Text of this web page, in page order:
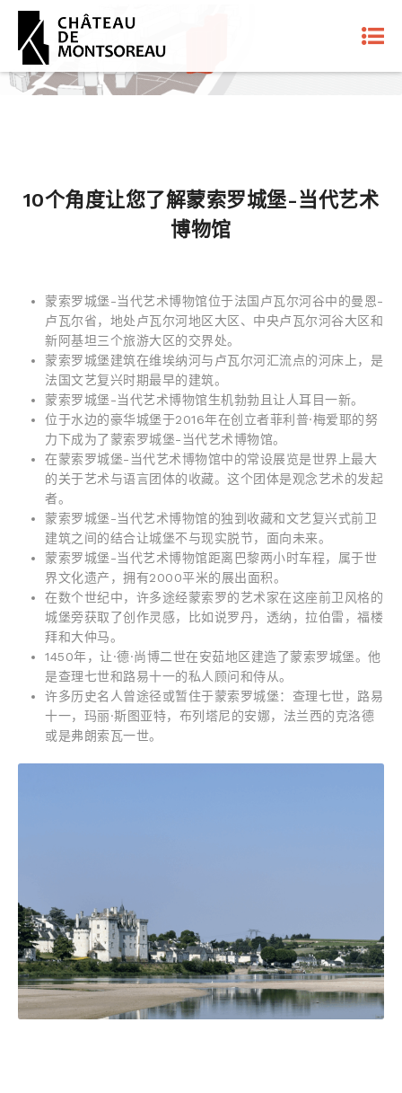
10个角度让您了解蒙索罗城堡-当代艺术
博物馆
蒙索罗城堡-当代艺术博物馆位于法国卢瓦尔河谷中的曼恩-
卢瓦尔省，地处卢瓦尔河地区大区、中央卢瓦尔河谷大区和
新阿基坦三个旅游大区的交界处。
蒙索罗城堡建筑在维埃纳河与卢瓦尔河汇流点的河床上，是
法国文艺复兴时期最早的建筑。
蒙索罗城堡-当代艺术博物馆生机勃勃且让人耳目一新。
位于水边的豪华城堡于2016年在创立者菲利普·梅爱耶的努
力下成为了蒙索罗城堡-当代艺术博物馆。
在蒙索罗城堡-当代艺术博物馆中的常设展览是世界上最大
的关于艺术与语言团体的收藏。这个团体是观念艺术的发起
者。
蒙索罗城堡-当代艺术博物馆的独到收藏和文艺复兴式前卫
建筑之间的结合让城堡不与现实脱节，面向未来。
蒙索罗城堡-当代艺术博物馆距离巴黎两小时车程，属于世
界文化遗产，拥有2000平米的展出面积。
在数个世纪中，许多途经蒙索罗的艺术家在这座前卫风格的
城堡旁获取了创作灵感，比如说罗丹，透纳，拉伯雷，福楼
拜和大仲马。
1450年，让·德·尚博二世在安茹地区建造了蒙索罗城堡。他
是查理七世和路易十一的私人顾问和侍从。
许多历史名人曾途径或暂住于蒙索罗城堡：查理七世，路易
十一，玛丽·斯图亚特，布列塔尼的安娜，法兰西的克洛德
或是弗朗索瓦一世。